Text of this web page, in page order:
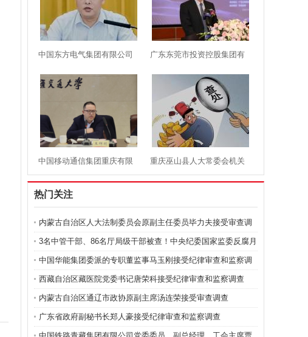
中国东方电气集团有限公司
原党组副书记、董事宋致远
接受中央纪委国家监委纪律
审查和监察调查
广东东莞市投资控股集团有
限公司原党委书记、董事长
陈照星主动投案接受审查调
查
中国移动通信集团重庆有限
公司政企客户部党支部书
违纪违法接受审查调查
重庆巫山县人大常委会机关
热门关注
内蒙古自治区人大法制委员会原副主任委员毕力夫接受审查调
查
3名中管干部、86名厅局级干部被查！中央纪委国家监委反腐月
报发布
中国华能集团委派的专职董监事马玉刚接受纪律审查和监察调
查
西藏自治区藏医院党委书记唐荣科接受纪律审查和监察调查
内蒙古自治区通辽市政协原副主席汤连荣接受审查调查
广东省政府副秘书长郑人豪接受纪律审查和监察调查